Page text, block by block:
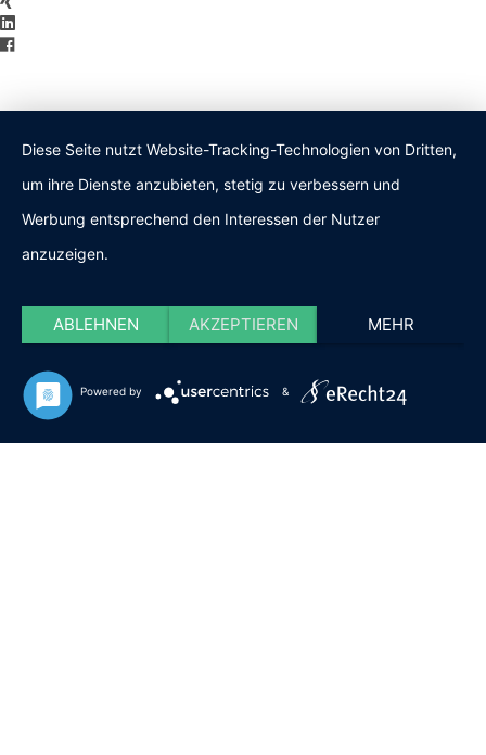
Diese Seite nutzt Website-Tracking-Technologien von Dritten,
um ihre Dienste anzubieten, stetig zu verbessern und
Werbung entsprechend den Interessen der Nutzer
anzuzeigen.
ABLEHNEN AKZEPTIEREN MEHR
Powered by &